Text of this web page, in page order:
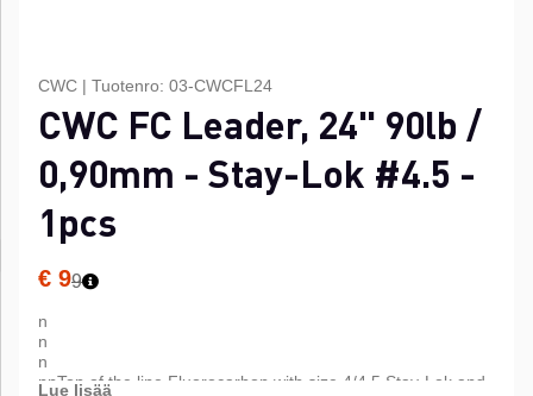
CWC | Tuotenro: 03-CWCFL24
CWC FC Leader, 24" 90lb /
0,90mm - Stay-Lok #4.5 -
1pcs
€ 99
n
n
n
nnTop of the line Fluorocarbon with size 4/4,5 Stay-Lok and